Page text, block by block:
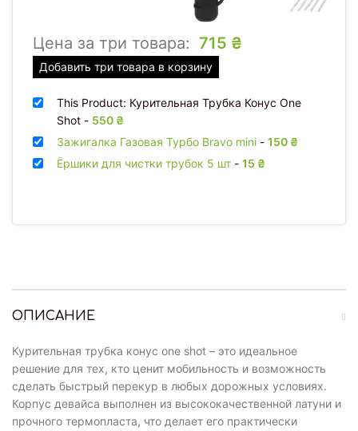
ОПИСАНИЕ
Курительная трубка конус one shot – это идеальное
решение для тех, кто ценит мобильность и возможность
сделать быстрый перекур в любых дорожных условиях.
Корпус девайса выполнен из высококачественной латуни и
прочного термопласта, что делает его практически
Цена за три товара: 715 ₴
Добавить три товара в корзину
This Product: Курительная Трубка Конус One
Shot - 550 ₴
Зажигалка Газовая Турбо Bravo mini - 150 ₴
Ёршики для чистки трубок 5 шт - 15 ₴